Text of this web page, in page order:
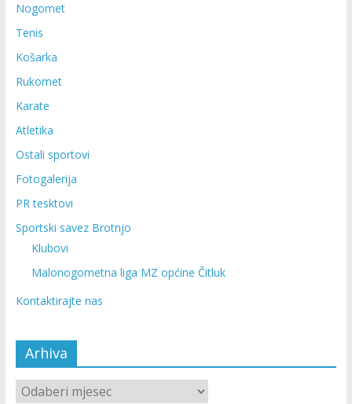
Nogomet
Tenis
Košarka
Rukomet
Karate
Atletika
Ostali sportovi
Fotogalerija
PR tesktovi
Sportski savez Brotnjo
Klubovi
Malonogometna liga MZ općine Čitluk
Kontaktirajte nas
Arhiva